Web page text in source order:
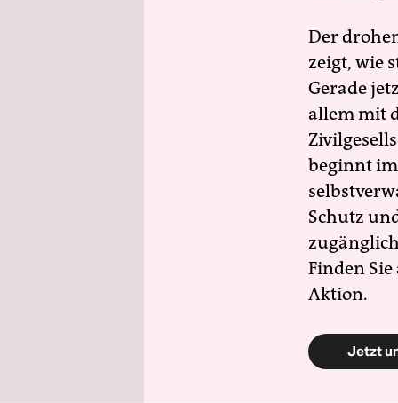
Der
zeigt, wie
Gerade
allem mit
beginnt
Schutz
Finden
Aktion.
Jetzt